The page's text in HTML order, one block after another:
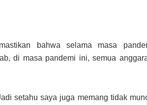
bahwa selama masa
di masa pandemi ini, semua
setahu saya juga memang tidak